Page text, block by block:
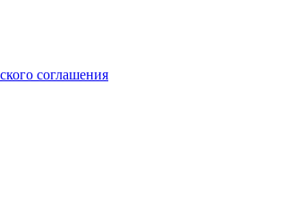
соглашения